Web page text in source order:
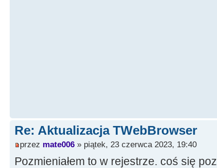
Re: Aktualizacja TWebBrowser
przez mate006 » piątek, 23 czerwca 2023, 19:40
Pozmieniałem to w rejestrze. coś się